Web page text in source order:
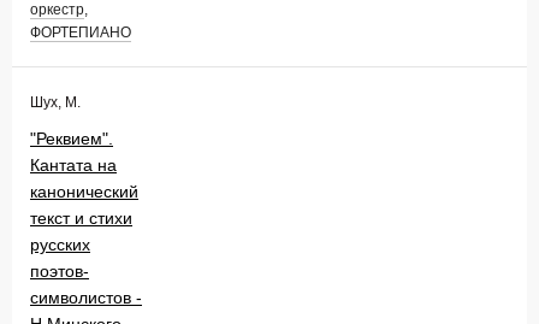
оркестр,
ФОРТЕПИАНО
Шух, М.
"Реквием".
Кантата на
канонический
текст и стихи
русских
поэтов-
символистов -